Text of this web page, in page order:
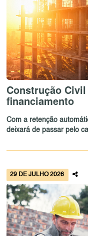
Construção
financiamento
Com a retenção
deixará de passar pelo
29 DE JULHO 2026